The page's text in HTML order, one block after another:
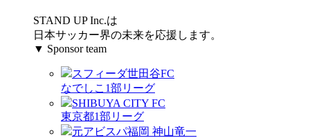
STAND UP Inc.は
日本サッカー界の未来を応援します。
▼ Sponsor team
スフィーダ世田谷FC
なでしこ1部リーグ
SHIBUYA CITY FC
東京都1部リーグ
元アビスパ福岡 神山竜一